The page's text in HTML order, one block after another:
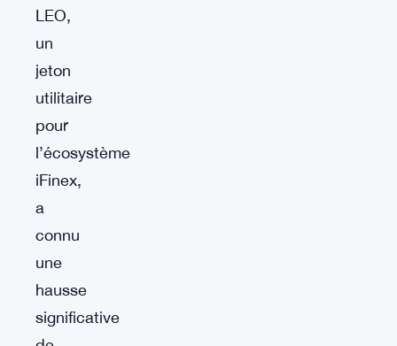
LEO,
un
jeton
utilitaire
pour
l’écosystème
iFinex,
a
connu
une
hausse
significative